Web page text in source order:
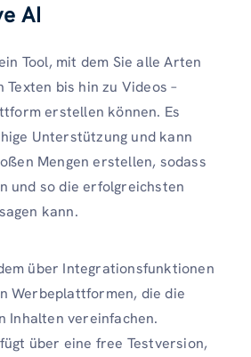
AI
Tool, mit dem Sie alle Arten
Texten bis hin zu Videos –
erstellen können. Es
Unterstützung und kann
Mengen erstellen, sodass
und so die erfolgreichsten
kann.
über Integrationsfunktionen
Werbeplattformen, die die
Inhalten vereinfachen.
über eine free Testversion,